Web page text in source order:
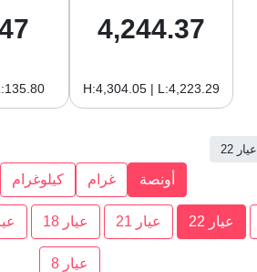
4,244.37
H:4,304.05 | L:4,223.29
عيار 22
أونصة غرام كيلوغرام
عيار 22 عيار 21 عيار 18
عيار 8